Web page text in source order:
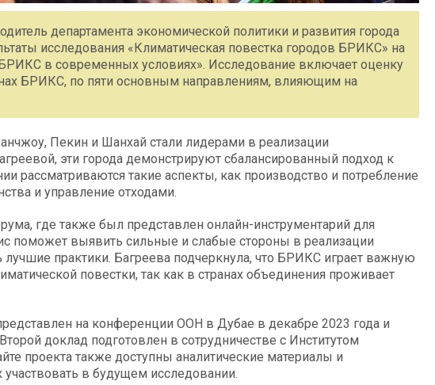
департамента экономической политики и развития города
исследования «Климатическая повестка городов БРИКС» на
в современных условиях». Исследование включает оценку
БРИКС, по пяти основным направлениям, влияющим на
Пекин и Шанхай стали лидерами в реализации
эти города демонстрируют сбалансированный подход к
рассматриваются такие аспекты, как производство и потребление
и управление отходами.
где также был представлен онлайн-инструментарий для
поможет выявить сильные и слабые стороны в реализации
лучшие практики. Багреева подчеркнула, что БРИКС играет важную
повестки, так как в странах объединения проживает
на конференции ООН в Дубае в декабре 2023 года и
доклад подготовлен в сотрудничестве с Институтом
проекта также доступны аналитические материалы и
в будущем исследовании.